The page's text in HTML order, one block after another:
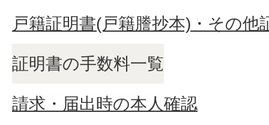
住所変更は窓口以外でも届出
住所変更の届出を代理の人が
か。
戸籍証明書(戸籍謄抄本)・その他
証明書の手数料一覧
請求・届出時の本人確認